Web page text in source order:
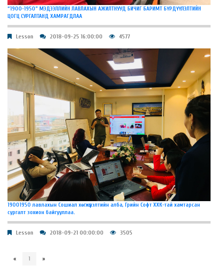
“1900-1950” МЭДЭЭЛЛИЙН ЛАВЛАХЫН АЖИЛТНУУД БИЧИГ БАРИМТ БҮРДҮҮЛЭЛТИЙН
ЦОГЦ СУРГАЛТАНД ХАМРАГДЛАА
Lesson 2018-09-25 16:00:00 4577
19001950 лавлахын Сошиал хөгжүүлэлтийн алба, Грийн Софт ХХК-тай хамтарсан
сургалт зохион байгууллаа.
Lesson 2018-09-21 00:00:00 3505
« 1 »